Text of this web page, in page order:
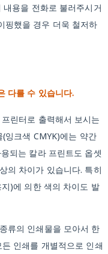
용을 전화로 불러주시거
핑했을 경우 더욱 철저하
다를 수 있습니다.
린터로 출력해서 보시는
잉크색 CMYK)에는 약간
되는 칼라 프린트도 옵셋
의 차이가 있습니다. 특히
)에 의한 색의 차이도 발
류의 인쇄물을 모아서 한
인쇄를 개별적으로 인쇄